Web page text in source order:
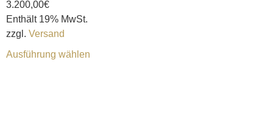
3.200,00€
Enthält 19% MwSt.
zzgl. Versand
Ausführung wählen